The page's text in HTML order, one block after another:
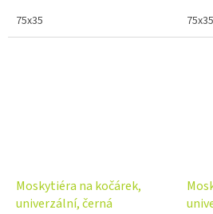
75x35
75x35
Moskytiéra na kočárek,
univerzální, černá